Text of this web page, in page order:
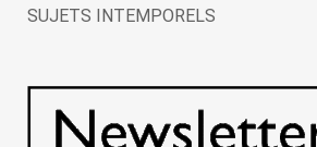
SUJETS INTEMPORELS